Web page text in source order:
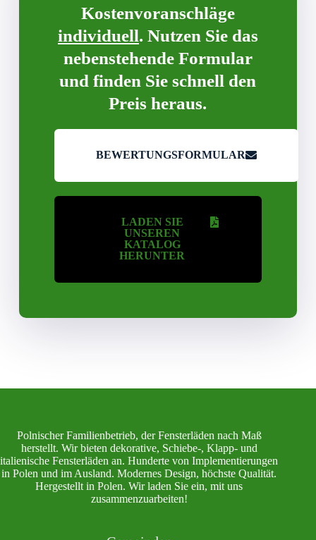
Kostenvoranschläge
individuell. Nutzen Sie das
nebenstehende Formular
und finden Sie schnell den
Preis heraus.
BEWERTUNGSFORMULAR
LADEN SIE
UNSEREN
KATALOG
HERUNTER
Polnischer Familienbetrieb, der Fensterläden nach Maß
herstellt. Wir bieten dekorative, Schiebe-, Klapp- und
italienische Fensterläden an. Hunderte von Implementierungen
in Polen und im Ausland. Modernes Design, höchste Qualität.
Hergestellt in Polen. Wir laden Sie ein, mit uns
zusammenzuarbeiten!